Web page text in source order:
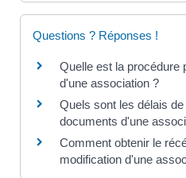
Questions ? Réponses !
Quelle est la procédure
d'une association ?
Quels sont les délais
documents d'une
Comment obtenir le
modification d'une